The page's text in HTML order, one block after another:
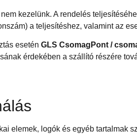
kezelünk. A rendelés
a teljesítéshez, valamint az
esetén GLS CsomagPont /
érdekében a szállító részére
elemek, logók és egyéb tartalmak